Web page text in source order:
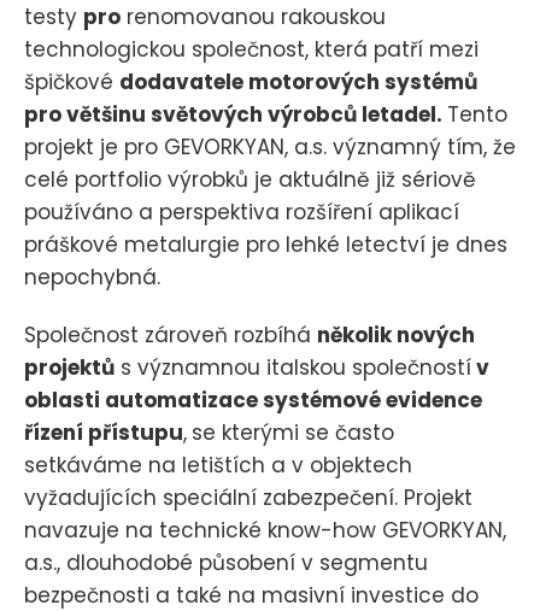
testy pro renomovanou rakouskou
technologickou společnost, která patří mezi
špičkové dodavatele motorových systémů
pro většinu světových výrobců letadel. Tento
projekt je pro GEVORKYAN, a.s. významný tím, že
celé portfolio výrobků je aktuálně již sériově
používáno a perspektiva rozšíření aplikací
práškové metalurgie pro lehké letectví je dnes
nepochybná.
Společnost zároveň rozbíhá několik nových
projektů s významnou italskou společnostív
oblasti automatizace systémové evidence
řízení přístupu, se kterými se často
setkáváme na letištích a v objektech
vyžadujících speciální zabezpečení. Projekt
navazuje na technické know-how GEVORKYAN,
a.s., dlouhodobé působení v segmentu
bezpečnosti a také na masivní investice do